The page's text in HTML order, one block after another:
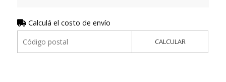
Calculá el costo de envío
CALCULAR